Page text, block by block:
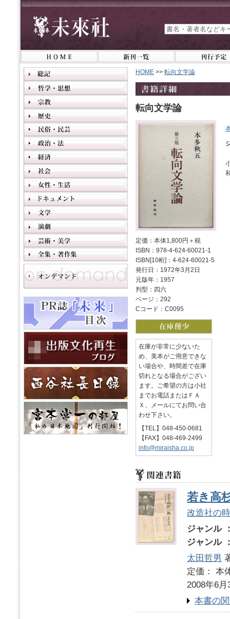
HOME >> 転向文学論
転向文学論
定価：本体1,800円＋税
ISBN：978-4-624-60021-1
ISBN[10桁]：4-624-60021-5
発行日：1972年3月2日
元版年：1957
判型：四六
ページ：292
Cコード：C0095
在庫が非常に少ないた
め、美本がご用意できな
い場合や、時間差で在庫
切れとなる場合がござい
ます。ご希望の方は小社
までお電話またはＦＡ
Ｘ、メールにてお問い合
わせ下さい。
【TEL】048-450-0681
【FAX】048-469-2499
info@miraisha.co.jp
若き高
改造社の
ジャンル
ジャンル
太田哲男
定価：
2008年6月
本書の